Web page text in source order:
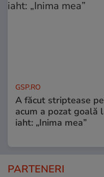
GSP.RO
A făcut striptease
acum a pozat goală
iaht: „Inima mea”
PARTENERI